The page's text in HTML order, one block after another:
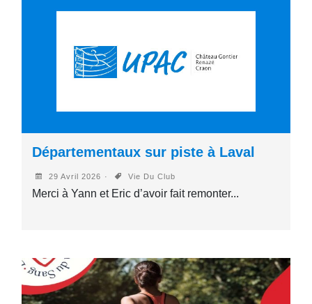
Départementaux sur piste à Laval
29 Avril 2026 Vie Du Club
Merci à Yann et Eric d’avoir fait remonter...